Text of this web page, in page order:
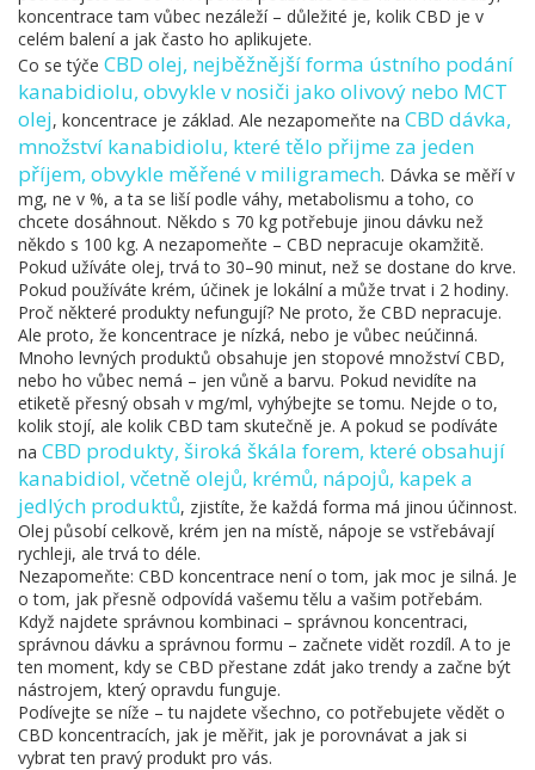
koncentrace tam vůbec nezáleží – důležité je, kolik CBD je v
celém balení a jak často ho aplikujete.
Co se týče CBD olej, nejběžnější forma ústního podání
kanabidiolu, obvykle v nosiči jako olivový nebo MCT
olej, koncentrace je základ. Ale nezapomeňte na CBD dávka,
množství kanabidiolu, které tělo přijme za jeden
příjem, obvykle měřené v miligramech. Dávka se měří v
mg, ne v %, a ta se liší podle váhy, metabolismu a toho, co
chcete dosáhnout. Někdo s 70 kg potřebuje jinou dávku než
někdo s 100 kg. A nezapomeňte – CBD nepracuje okamžitě.
Pokud užíváte olej, trvá to 30–90 minut, než se dostane do krve.
Pokud používáte krém, účinek je lokální a může trvat i 2 hodiny.
Proč některé produkty nefungují? Ne proto, že CBD nepracuje.
Ale proto, že koncentrace je nízká, nebo je vůbec neúčinná.
Mnoho levných produktů obsahuje jen stopové množství CBD,
nebo ho vůbec nemá – jen vůně a barvu. Pokud nevidíte na
etiketě přesný obsah v mg/ml, vyhýbejte se tomu. Nejde o to,
kolik stojí, ale kolik CBD tam skutečně je. A pokud se podíváte
na CBD produkty, široká škála forem, které obsahují
kanabidiol, včetně olejů, krémů, nápojů, kapek a
jedlých produktů, zjistíte, že každá forma má jinou účinnost.
Olej působí celkově, krém jen na místě, nápoje se vstřebávají
rychleji, ale trvá to déle.
Nezapomeňte: CBD koncentrace není o tom, jak moc je silná. Je
o tom, jak přesně odpovídá vašemu tělu a vašim potřebám.
Když najdete správnou kombinaci – správnou koncentraci,
správnou dávku a správnou formu – začnete vidět rozdíl. A to je
ten moment, kdy se CBD přestane zdát jako trendy a začne být
nástrojem, který opravdu funguje.
Podívejte se níže – tu najdete všechno, co potřebujete vědět o
CBD koncentracích, jak je měřit, jak je porovnávat a jak si
vybrat ten pravý produkt pro vás.